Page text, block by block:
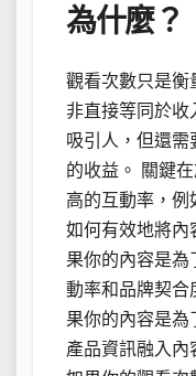
為什麼？
觀看次數只是衡
非直接等同於收
吸引人，但還需
的收益。 關鍵
高的互動率，例
如何有效地將內
果你的內容是為
動率和品牌契合
果你的內容是為
產品資訊融入內